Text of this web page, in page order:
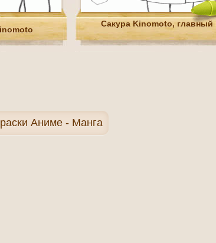
Сакура Kinomoto, главный
Аниме - Манга